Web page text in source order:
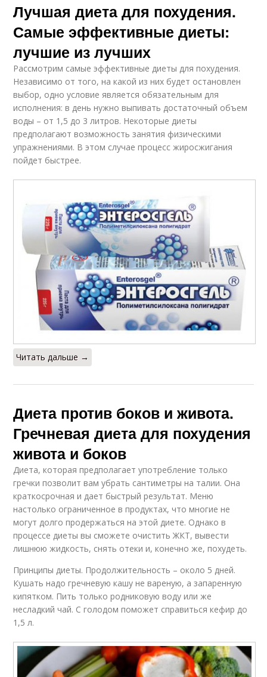
Лучшая диета для похудения.
Самые эффективные диеты:
лучшие из лучших
Рассмотрим самые эффективные диеты для похудения.
Независимо от того, на какой из них будет остановлен
выбор, одно условие является обязательным для
исполнения: в день нужно выпивать достаточный объем
воды – от 1,5 до 3 литров. Некоторые диеты
предполагают возможность занятия физическими
упражнениями. В этом случае процесс жиросжигания
пойдет быстрее.
Читать дальше →
Диета против боков и живота.
Гречневая диета для похудения
живота и боков
Диета, которая предполагает употребление только
гречки позволит вам убрать сантиметры на талии. Она
краткосрочная и дает быстрый результат. Меню
настолько ограниченное в продуктах, что многие не
могут долго продержаться на этой диете. Однако в
процессе диеты вы сможете очистить ЖКТ, вывести
лишнюю жидкость, снять отеки и, конечно же, похудеть.
Принципы диеты. Продолжительность – около 5 дней.
Кушать надо гречневую кашу не вареную, а запаренную
кипятком. Пить только родниковую воду или же
несладкий чай. С голодом поможет справиться кефир до
1,5 л.